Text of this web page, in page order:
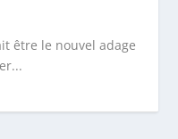
être le nouvel adage